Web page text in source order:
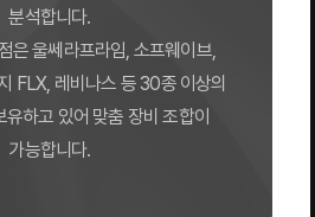
분석합니다.
은 울쎄라프라임, 소프웨이브,
FLX, 레비나스 등 30종 이상의
하고 있어 맞춤 장비 조합이
가능합니다.